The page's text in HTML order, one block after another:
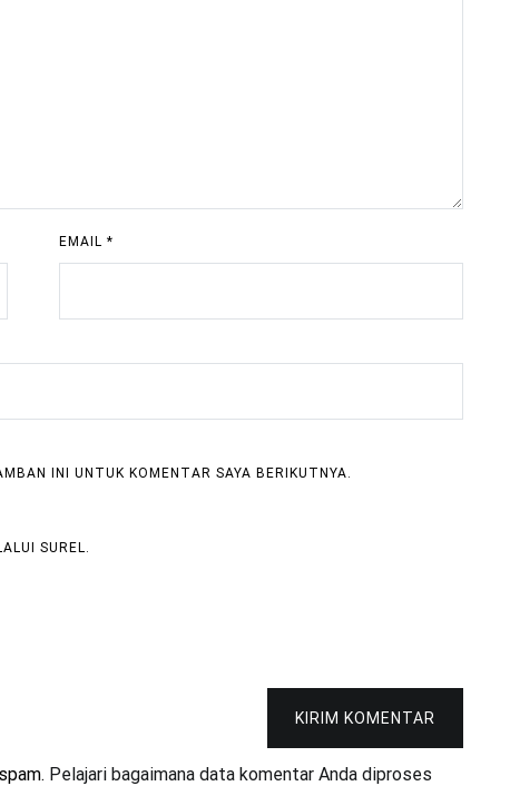
EMAIL*
INI UNTUK KOMENTAR SAYA BERIKUTNYA.
SUREL.
KIRIM KOMENTAR
Pelajari bagaimana data komentar Anda diproses